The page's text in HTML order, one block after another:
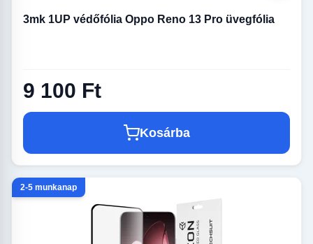
3mk 1UP védőfólia Oppo Reno 13 Pro üvegfólia
9 100 Ft
Kosárba
2-5 munkanap